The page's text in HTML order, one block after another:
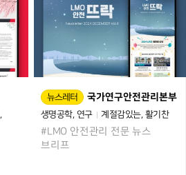
뉴스레터 국가연구안전관리본부
생명공학 연구 계절감있는 활기찬
#LMO 안전관리 전문 뉴스
브리프